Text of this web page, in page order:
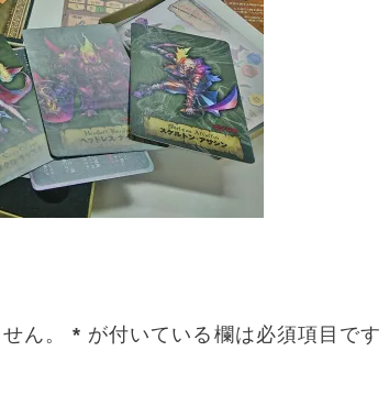
ん。 * が付いている欄は必須項目です